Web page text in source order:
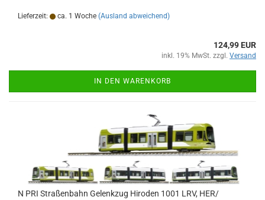
Lieferzeit: ca. 1 Woche (Ausland abweichend)
124,99 EUR
inkl. 19% MwSt. zzgl. Versand
IN DEN WARENKORB
N PRI Straßenbahn Gelenkzug Hiroden 1001 LRV, HER/